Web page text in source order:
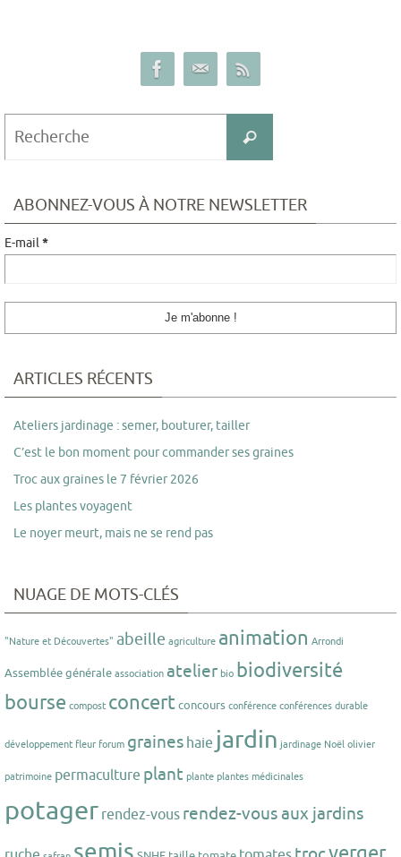
ABONNEZ-VOUS À NOTRE NEWSLETTER
E-mail*
ARTICLES RÉCENTS
Ateliers jardinage : semer, bouturer, tailler
C’est le bon moment pour commander ses graines
Troc aux graines le 7 février 2026
Les plantes voyagent
Le noyer meurt, mais ne se rend pas
NUAGE DE MOTS-CLÉS
"Nature et Découvertes" abeille agriculture animation Arrondi
Assemblée générale association atelier bio biodiversité
bourse compost concertconcours conférence conférences durable
développement fleur forum graines haie jardin jardinage Noël olivier
patrimoine permaculture plant plante plantes médicinales
potager rendez-vous rendez-vous aux jardins